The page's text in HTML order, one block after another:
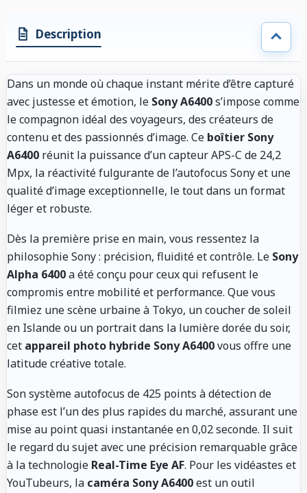
Description
Dans un monde où chaque instant mérite d’être capturé
avec justesse et émotion, le Sony A6400s’impose comme
le compagnon idéal des voyageurs, des créateurs de
contenu et des passionnés d’image. Ce boîtier Sony
A6400 réunit la puissance d’un capteur APS-C de 24,2
Mpx, la réactivité fulgurante de l’autofocus Sony et une
qualité d’image exceptionnelle, le tout dans un format
léger et robuste.
Dès la première prise en main, vous ressentez la
philosophie Sony : précision, fluidité et contrôle. Le Sony
Alpha 6400a été conçu pour ceux qui refusent le
compromis entre mobilité et performance. Que vous
filmiez une scène urbaine à Tokyo, un coucher de soleil
en Islande ou un portrait dans la lumière dorée du soir,
cet appareil photo hybride Sony A6400vous offre une
latitude créative totale.
Son système autofocus de 425 points à détection de
phase est l’un des plus rapides du marché, assurant une
mise au point quasi instantanée en 0,02 seconde. Il suit
le regard du sujet avec une précision remarquable grâce
à la technologie Real-Time Eye AF. Pour les vidéastes et
YouTubeurs, la caméra Sony A6400est un outil